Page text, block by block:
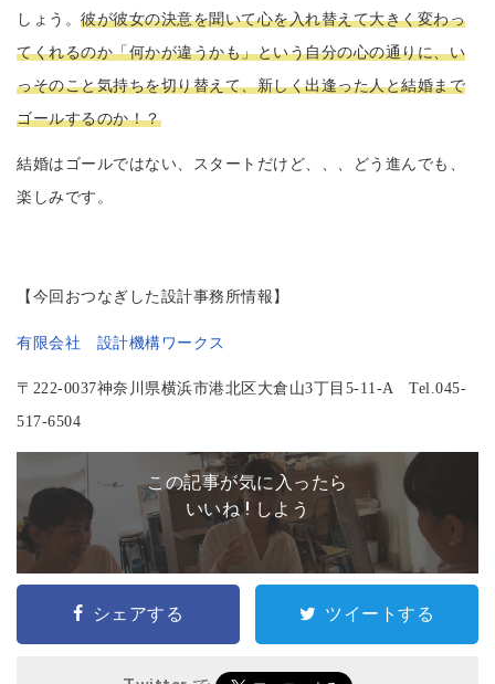
しょう。 彼が彼女の決意を聞いて心を入れ替えて大きく変わっ
てくれるのか「何かが違うかも」という自分の心の通りに、い
っそのこと気持ちを切り替えて、新しく出逢った人と結婚まで
ゴールするのか！？
結婚はゴールではない、スタートだけど、、、どう進んでも、
楽しみです。
【今回おつなぎした設計事務所情報】
有限会社 設計機構ワークス
〒222-0037神奈川県横浜市港北区大倉山3丁目5-11-A Tel.045-
517-6504
この記事が気に入ったら
いいね ! しよう
シェアする ツイートする